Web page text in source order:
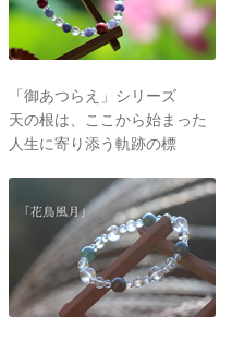
「御あつらえ」シリーズ
天の根は、ここから始まった
人生に寄り添う軌跡の標